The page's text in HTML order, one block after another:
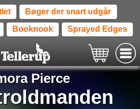
Bøger der snart udgår
Booknook Sprayed Edges
Pierce